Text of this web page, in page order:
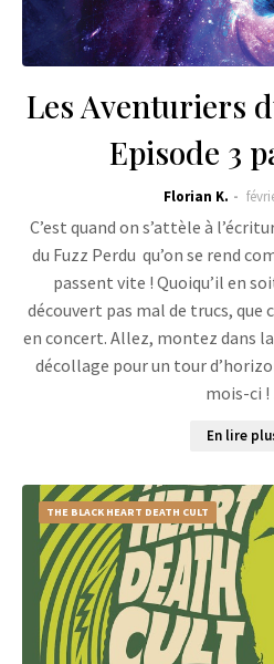
Les Aventuriers
Episode 3
Florian K.
C’est quand on s’attèle à
du Fuzz Perdu qu’on se rend
passent vite ! Quoiqu’il en
découvert pas mal de trucs,
en concert. Allez, montez dans
décollage pour un tour
mois-ci
En lire
THE BLACK HEART DEATH CULT